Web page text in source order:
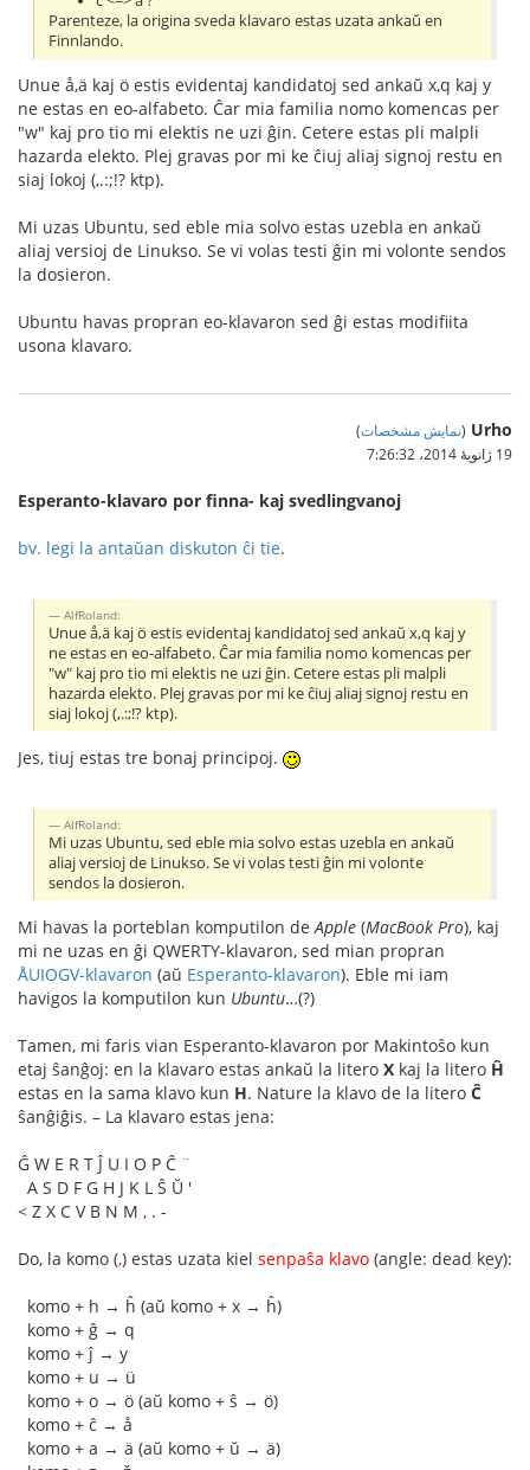
Parenteze, la origina sveda klavaro estas uzata ankaŭ en
Finnlando.
Unue å,ä kaj ö estis evidentaj kandidatoj sed ankaŭ x,q kaj y
ne estas en eo-alfabeto. Ĉar mia familia nomo komencas per
"w" kaj pro tio mi elektis ne uzi ĝin. Cetere estas pli malpli
hazarda elekto. Plej gravas por mi ke ĉiuj aliaj signoj restu en
siaj lokoj (,.:;!? ktp).
Mi uzas Ubuntu, sed eble mia solvo estas uzebla en ankaŭ
aliaj versioj de Linukso. Se vi volas testi ĝin mi volonte sendos
la dosieron.
Ubuntu havas propran eo-klavaron sed ĝi estas modifiita
usona klavaro.
Urho
(نمایش مشخصات)
19 ژانویهٔ 2014،‏ 7:26:32
Esperanto-klavaro por finna- kaj svedlingvanoj
bv. legi la antaŭan diskuton ĉi tie.
AlfRoland:
Unue å,ä kaj ö estis evidentaj kandidatoj sed ankaŭ x,q kaj y
ne estas en eo-alfabeto. Ĉar mia familia nomo komencas per
"w" kaj pro tio mi elektis ne uzi ĝin. Cetere estas pli malpli
hazarda elekto. Plej gravas por mi ke ĉiuj aliaj signoj restu en
siaj lokoj (,.:;!? ktp).
Jes, tiuj estas tre bonaj principoj.
AlfRoland:
Mi uzas Ubuntu, sed eble mia solvo estas uzebla en ankaŭ
aliaj versioj de Linukso. Se vi volas testi ĝin mi volonte
sendos la dosieron.
Mi havas la porteblan komputilon deApple (MacBook Pro), kaj
mi ne uzas en ĝi QWERTY-klavaron, sed mian propran
ÅUIOGV-klavaron (aŭ Esperanto-klavaron). Eble mi iam
havigos la komputilon kun Ubuntu…(?)
Tamen, mi faris vian Esperanto-klavaron por Makintoŝo kun
etaj ŝanĝoj: en la klavaro estas ankaŭ la litero X kaj la litero Ĥ
estas en la sama klavo kun H. Nature la klavo de la litero Ĉ
ŝanĝiĝis. – La klavaro estas jena:
Ĝ W E R T Ĵ U I O P Ĉ ¨
A S D F G H J K L Ŝ Ŭ '
< Z X C V B N M , . -
Do, la komo (,) estas uzata kiel senpaŝa klavo (angle: dead key):
komo + h → ĥ (aŭ komo + x → ĥ)
komo + ĝ → q
komo + ĵ → y
komo + u → ü
komo + o → ö (aŭ komo + ŝ → ö)
komo + ĉ → å
komo + a → ä (aŭ komo + ŭ → ä)